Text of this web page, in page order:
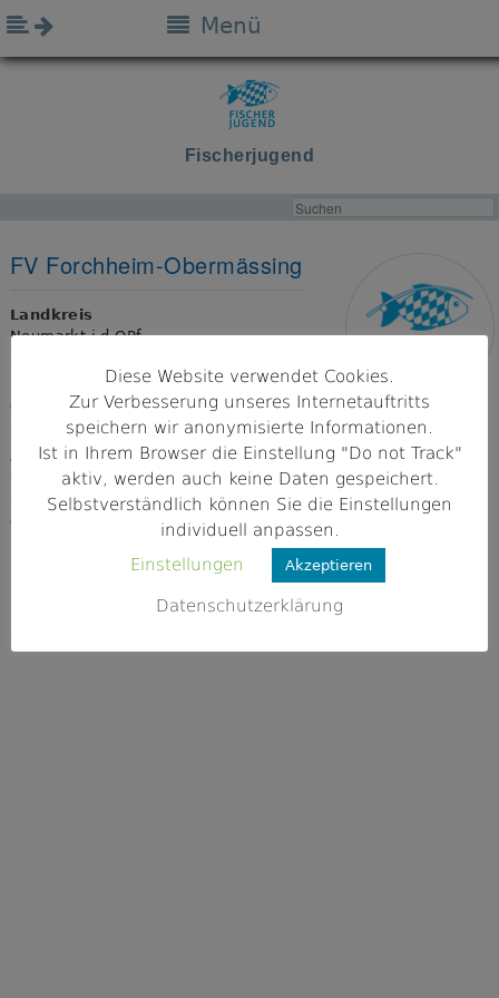
Fischerjugend
Menü
FV Forchheim-Obermässing
Landkreis
Neumarkt i.d.OPf.
Oberpfalz
Adresse
92342 Freystadt
Webseite
Diese Website verwendet Cookies.
Zur Verbesserung unseres Internetauftritts
speichern wir anonymisierte Informationen.
Ist in Ihrem Browser die Einstellung "Do not Track"
aktiv, werden auch keine Daten gespeichert.
Selbstverständlich können Sie die Einstellungen
individuell anpassen.
Einstellungen
Akzeptieren
Datenschutzerklärung